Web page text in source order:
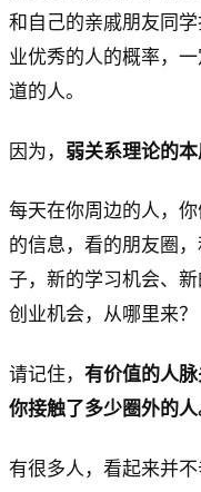
和自己的亲戚朋友同
业优秀的人的概率，
道的人。
因为， 弱关系理论的
每天在你周边的人，
的信息，看的朋友圈
子，新的学习机会、
创业机会，从哪里来？
请记住， 有价值的人
你接触了多少圈外的人
有很多人，看起来并